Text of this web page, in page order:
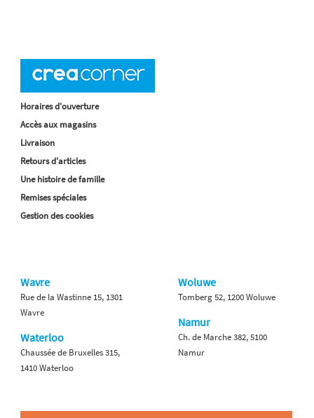
Horaires d'ouverture
Accès aux magasins
Livraison
Retours d'articles
Une histoire de famille
Remises spéciales
Gestion des cookies
Wavre
Rue de la Wastinne 15, 1301
Wavre
Waterloo
Chaussée de Bruxelles 315,
1410 Waterloo
Woluwe
Tomberg 52, 1200 Woluwe
Namur
Ch. de Marche 382, 5100
Namur